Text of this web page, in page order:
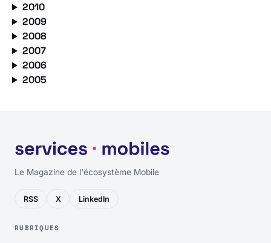
2010
2009
2008
2007
2006
2005
Le Magazine de l'écosystème Mobile
RSS X LinkedIn
RUBRIQUES